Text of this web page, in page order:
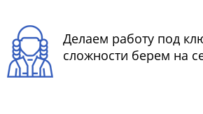
Делаем работу под
сложности берем на